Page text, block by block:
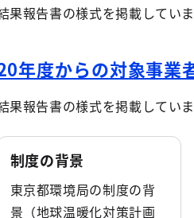
果報告書の様式を掲載してい
年度からの対象事業
果報告書の様式を掲載してい
制度の背景
東京都環境局の制度の背
景（地球温暖化対策計画